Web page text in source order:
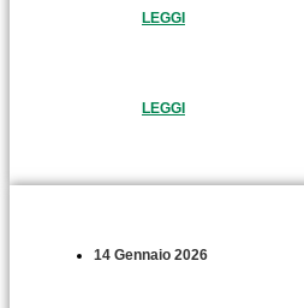
LEGGI
LEGGI
14 Gennaio 2026